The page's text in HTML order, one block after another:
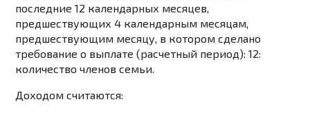
последние 12 календарных месяцев,
предшествующих 4 календарным месяцам,
предшествующим месяцу, в котором сделано
требование о выплате (расчетный период): 12:
количество членов семьи.
Доходом считаются: